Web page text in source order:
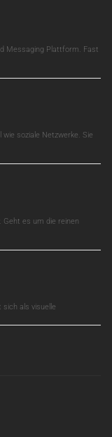
Messaging Plattform. Fast
soziale Netzwerke. Sie
Geht es um die reinen
als visuelle